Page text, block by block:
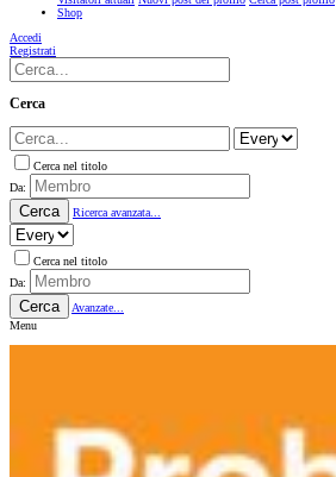
Shop
Accedi
Registrati
Cerca
Cerca nel titolo
Da:
Cerca Ricerca avanzata...
Cerca nel titolo
Da:
Cerca
Avanzate...
Menu